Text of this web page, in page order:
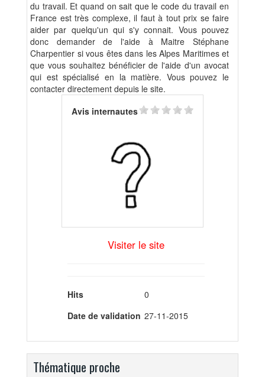
du travail. Et quand on sait que le code du travail en
France est très complexe, il faut à tout prix se faire
aider par quelqu'un qui s'y connait. Vous pouvez
donc demander de l'aide à Maitre Stéphane
Charpentier si vous êtes dans les Alpes Maritimes et
que vous souhaitez bénéficier de l'aide d'un avocat
qui est spécialisé en la matière. Vous pouvez le
contacter directement depuis le site.
Avis internautes
Visiter le site
Hits
0
Date de validation 27-11-2015
Thématique proche